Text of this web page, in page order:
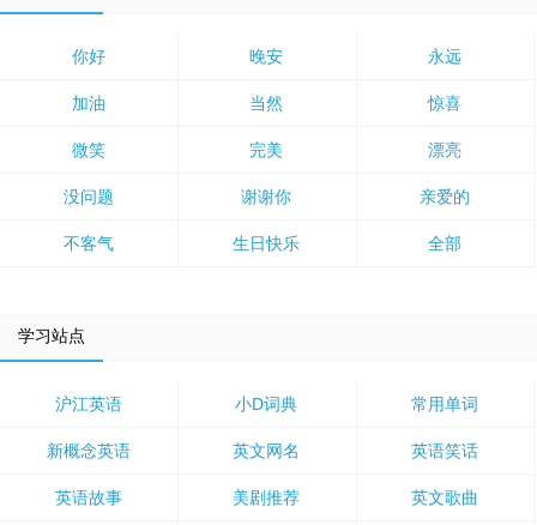
你好 晚安 永远
加油 当然 惊喜
微笑 完美 漂亮
没问题 谢谢你 亲爱的
不客气 生日快乐 全部
学习站点
沪江英语 小D词典 常用单词
新概念英语 英文网名 英语笑话
英语故事 美剧推荐 英文歌曲